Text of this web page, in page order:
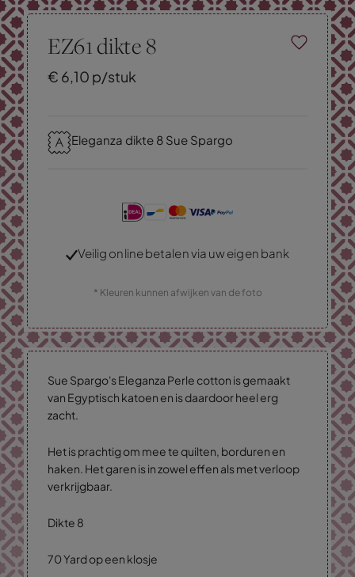
EZ61 dikte 8
€ 6,10 p/stuk
Eleganza dikte 8 Sue Spargo
Veilig online betalen via uw eigen bank
* Kleuren kunnen afwijken van de foto
Sue Spargo's Eleganza Perle cotton is gemaakt
van Egyptisch katoen en is daardoor heel erg
zacht.
Het is prachtig om mee te quilten, borduren en
haken. Het garen is in zowel effen als met verloop
verkrijgbaar.
Dikte 8
70 Yard op een klosje